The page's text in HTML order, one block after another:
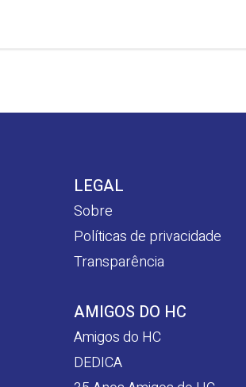
LEGAL
Sobre
Políticas de privacidade
Transparência
AMIGOS DO HC
Amigos do HC
DEDICA